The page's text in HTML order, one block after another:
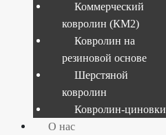
Текущий размер:1.6x2.3 м
Артикул:
4841808085754
22 820
Ковер
Коммерческий
ковролин (КМ2)
Ковролин на
резиновой основе
Шерстяной
ковролин
Ковролин-циновки
О нас